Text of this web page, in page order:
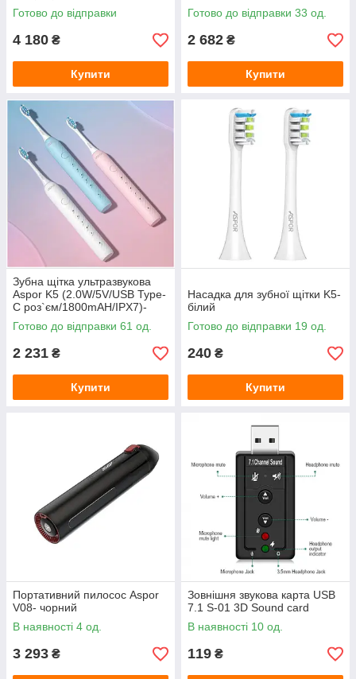
Готово до відправки
4 180 ₴
Купити
роз`єм/1600mAH/IPX7)-
чорний
Готово до відправки 33 од.
2 682 ₴
Купити
Зубна щітка ультразвукова
Aspor K5 (2.0W/5V/USB Type-
C роз`єм/1800mAH/IPX7)-
білий
Готово до відправки 61 од.
2 231 ₴
Купити
Насадка для зубної щітки K5-
білий
Готово до відправки 19 од.
240 ₴
Купити
Портативний пилосос Aspor
V08- чорний
В наявності 4 од.
3 293 ₴
Зовнішня звукова карта USB
7.1 S-01 3D Sound card
В наявності 10 од.
119 ₴